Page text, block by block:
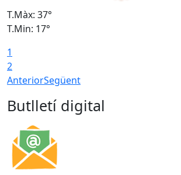
T.Màx: 37°
T.Min: 17°
1
2
AnteriorSegüent
Butlletí digital